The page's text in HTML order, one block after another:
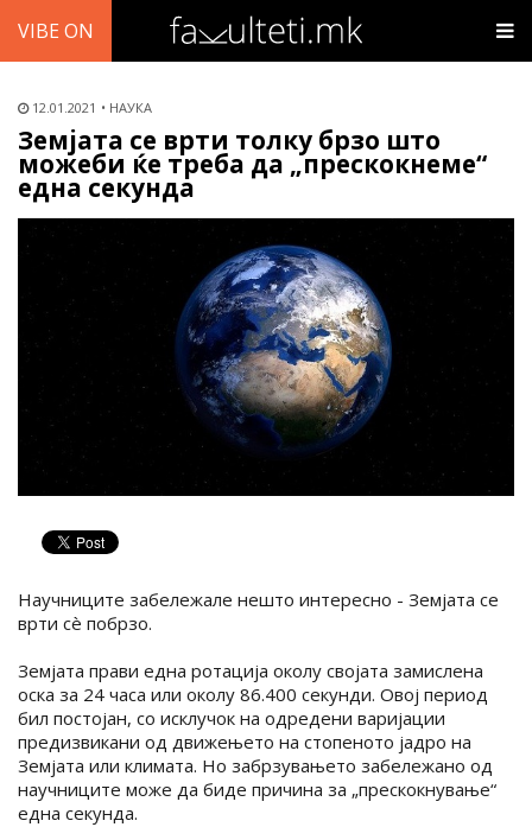
VIBE ON
12.01.2021 НАУКА
Земјата се врти толку брзо што
можеби ќе треба да „прескокнеме“
една секунда
Научниците забележале нешто интересно - Земјата се
врти сè побрзо.
Земјата прави една ротација околу својата замислена
оска за 24 часа или околу 86.400 секунди. Овој период
бил постојан, со исклучок на одредени варијации
предизвикани од движењето на стопеното јадро на
Земјата или климата. Но забрзувањето забележано од
научниците може да биде причина за „прескокнување“
една секунда.